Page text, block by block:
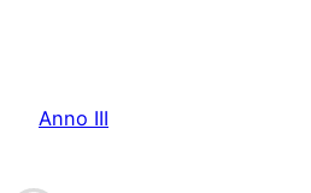
Anno III